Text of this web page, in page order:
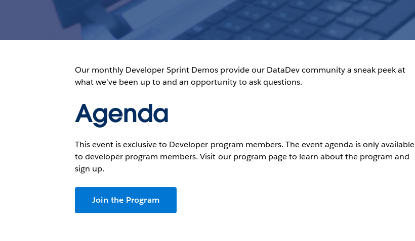
Our monthly Developer Sprint Demos provide our DataDev community a sneak peek at
what we've been up to and an opportunity to ask questions.
Agenda
This event is exclusive to Developer program members. The event agenda is only available
to developer program members. Visit our program page to learn about the program and
sign up.
Join the Program